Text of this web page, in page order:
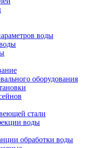
воды
оборудования
стали
воды
обработки воды